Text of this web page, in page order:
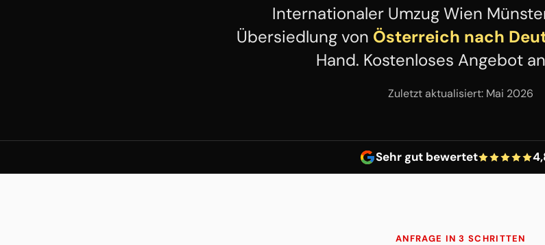
Internationaler Umzug Wien
Übersiedlung von Österreich nach
Hand. Kostenloses Angebot
Zuletzt aktualisiert: Mai 2026
Sehr gut bewertet
ANFRAGE IN 3 SCHRITTEN